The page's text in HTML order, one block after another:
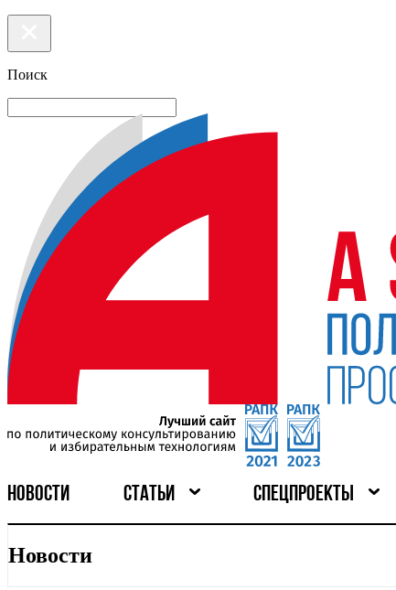
Поиск
НОВОСТИ СТАТЬИ СПЕЦПРОЕКТЫ
Новости